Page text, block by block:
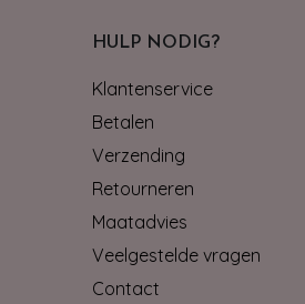
HULP NODIG?
Klantenservice
Betalen
Verzending
Retourneren
Maatadvies
Veelgestelde vragen
Contact